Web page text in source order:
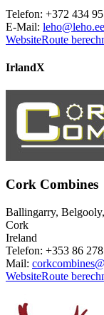
Telefon: +372 434
E-Mail: leho@leho.ee
WebsiteRoute
IrlandX
Cork Combines
Ballingarry,
Cork
Ireland
Telefon: +353 86
Mail:
WebsiteRoute